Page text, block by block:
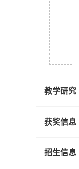
教学研究
获奖信息
招生信息